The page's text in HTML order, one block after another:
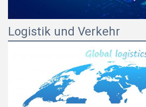
Logistik und Verkehr